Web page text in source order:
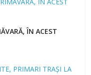
ÎN ACEST